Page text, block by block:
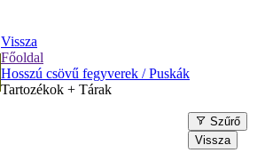
Vissza
Főoldal
Hosszú csövű fegyverek / Puskák
Tartozékok + Tárak
Szűrő
Vissza